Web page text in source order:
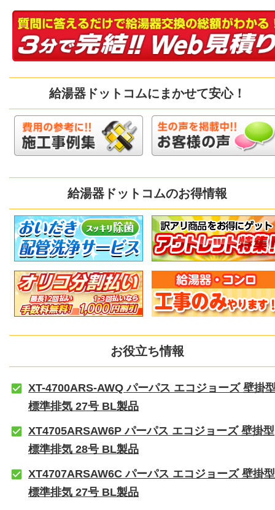
給湯器ドットコムにまかせて安心！
給湯器ドットコムのお得情報
お役立ち情報
XT-4700ARS-AWQ パーパス エコジョーズ 壁掛
標準排気 27号 BL製品
XT4705ARSAW6P パーパス エコジョーズ 壁掛型
標準排気 28号 BL製品
XT4707ARSAW6C パーパス エコジョーズ 壁掛型
標準排気 27号 BL製品